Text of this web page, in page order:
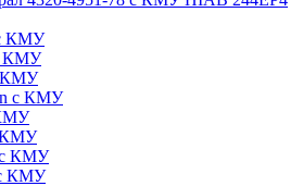
КМУ
КМУ
КМУ
с КМУ
КМУ
с КМУ
с КМУ